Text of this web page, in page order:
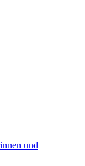
und